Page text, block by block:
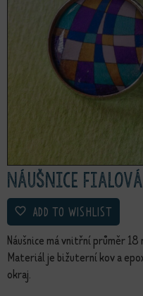
Náušnice
ADD TO WISHLIST
Náušnice má vnitřní průměr 18
Materiál je bižuterní kov a
okraj.